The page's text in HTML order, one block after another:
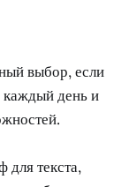
выбор, если
каждый день и
текста,